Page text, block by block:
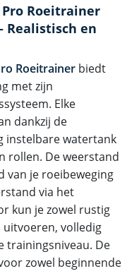
Roeitrainer
Realistisch en
Roeitrainer biedt
met zijn
Elke
dankzij de
instelbare watertank
rollen. De weerstand
van je roeibeweging
via het
kun je zowel rustig
volledig
trainingsniveau. De
zowel beginnende